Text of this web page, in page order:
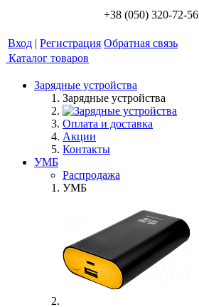
+38 (050) 320-72-56
Вход | Регистрация Обратная связь
Каталог товаров
Зарядные устройства
Зарядные устройства
Оплата и доставка
Акции
Контакты
УМБ
Распродажа
УМБ